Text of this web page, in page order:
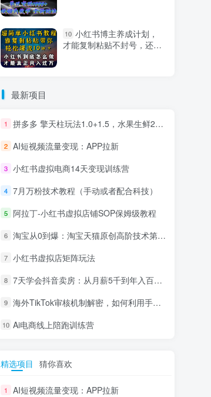
10 小红书博主养成计划，
才能复制粘贴不封号，还能
最新项目
1 拼多多 擎天柱玩法1.0+1.5，水果生鲜2小时起量,标品2天爆单,利润率提升30%
2 AI短视频流量变现：APP拉新
3 小红书虚拟电商14天变现训练营
4 7月万粉技术教程（手动或者配合科技）
5 阿拉丁-小红书虚拟店铺SOP保姆级教程
6 淘宝从0到爆：淘宝天猫原创高阶技术第69期
7 小红书虚拟店矩阵玩法
8 7天学会抖音卖房：从月薪5千到年入百万，新时代房产经纪人必备技能
9 海外TikTok审核机制解密，如何利用手法轻松搬运过审
10 Ai电商线上陪跑训练营
精选项目 猜你喜欢
1 AI短视频流量变现：APP拉新